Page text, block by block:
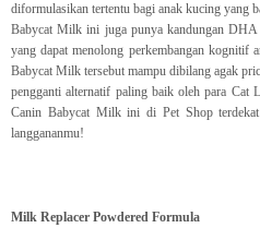
diformulasikan tertentu bagi anak kucing yang
Babycat Milk ini juga punya kandungan
yang dapat menolong perkembangan kognitif
Babycat Milk tersebut mampu dibilang agak
pengganti alternatif paling baik oleh para Cat
Canin Babycat Milk ini di Pet Shop
langgananmu!
Milk Replacer Powdered Formula